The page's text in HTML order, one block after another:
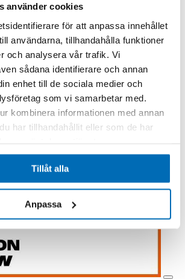
använder cookies
för att anpassa innehållet
användarna, tillhandahålla funktioner
och analysera vår trafik. Vi
sådana identifierare och annan
enhet till de sociala medier och
som vi samarbetar med.
kombinera informationen med annan
har tillhandahållit eller som de har
Tillåt alla
Anpassa